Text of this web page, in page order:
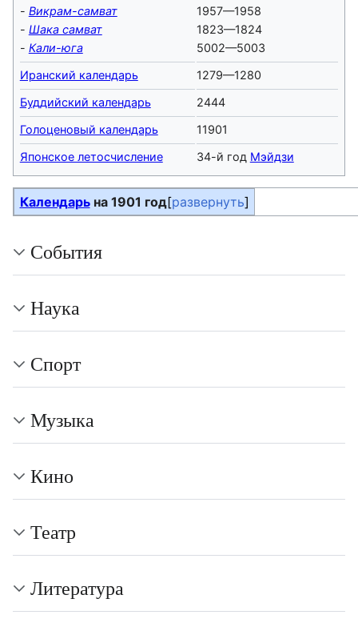
- Викрам-самват
1957—1958
- Шака самват
1823—1824
- Кали-юга
5002—5003
Иранский календарь
1279—1280
Буддийский календарь
2444
Голоценовый календарь
11901
Японское летосчисление
34-й год Мэйдзи
развернуть
Календарьна 1901 год
События
Наука
Спорт
Музыка
Кино
Театр
Литература